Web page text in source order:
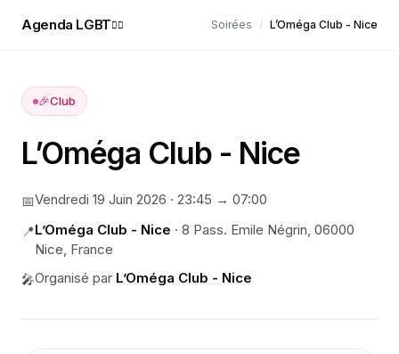
Agenda LGBT🏳️‍🌈 Soirées / L’Oméga Club - Nice
🎉Club
L’Oméga Club - Nice
📅Vendredi 19 Juin 2026 · 23:45 → 07:00
📍L’Oméga Club - Nice · 8 Pass. Emile Négrin, 06000
Nice, France
🎤Organisé par L’Oméga Club - Nice